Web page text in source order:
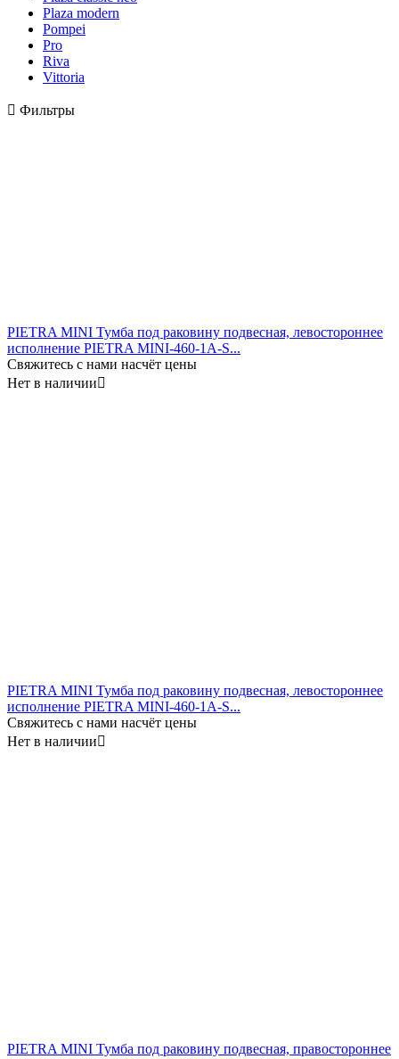
Plaza modern
Pompei
Pro
Riva
Vittoria
 Фильтры
PIETRA MINI Тумба под раковину подвесная, левостороннее
исполнение PIETRA MINI-460-1A-S...
Свяжитесь с нами насчёт цены
Нет в наличии
PIETRA MINI Тумба под раковину подвесная, левостороннее
исполнение PIETRA MINI-460-1A-S...
Свяжитесь с нами насчёт цены
Нет в наличии
PIETRA MINI Тумба под раковину подвесная, правостороннее